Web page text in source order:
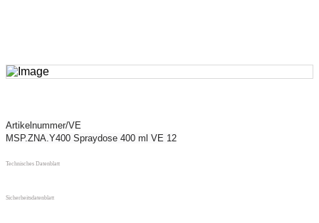
Artikelnummer/VE
MSP.ZNA.Y400 Spraydose 400 ml VE 12
Technisches Datenblatt
Sicherheitsdatenblatt